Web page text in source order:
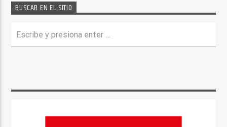
BUSCAR EN EL SITIO